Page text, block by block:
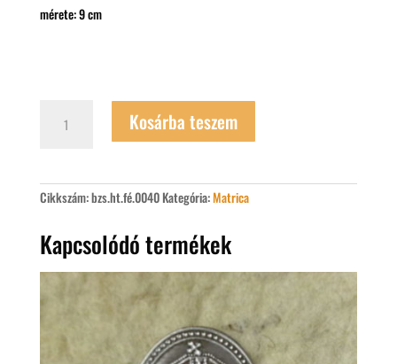
mérete: 9 cm
címer
Kosárba teszem
Cikkszám:bzs.ht.fé.0040 Kategória:Matrica
Kapcsolódó termékek